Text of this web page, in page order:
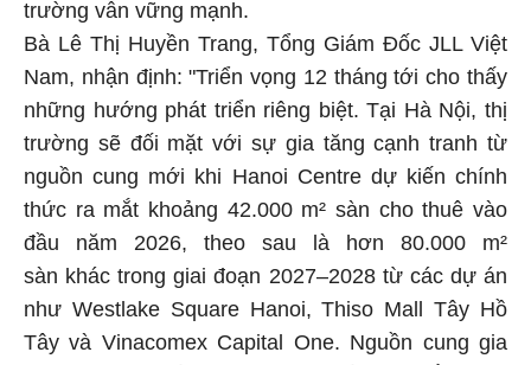
trường vẫn vững mạnh.
Bà Lê Thị Huyền Trang, Tổng Giám Đốc JLL Việt
Nam, nhận định: "Triển vọng 12 tháng tới cho thấy
những hướng phát triển riêng biệt. Tại Hà Nội, thị
trường sẽ đối mặt với sự gia tăng cạnh tranh từ
nguồn cung mới khi Hanoi Centre dự kiến chính
thức ra mắt khoảng 42.000 m² sàn cho thuê vào
đầu năm 2026, theo sau là hơn 80.000 m²
sàn khác trong giai đoạn 2027–2028 từ các dự án
như Westlake Square Hanoi, Thiso Mall Tây Hồ
Tây và Vinacomex Capital One. Nguồn cung gia